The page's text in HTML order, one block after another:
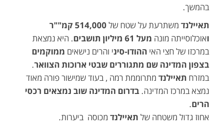
בהמשך.
תאיילנד משתרעת על שטח של
514,000 קמ""ר
ואוכלוסייתה מונה מעל 61 מיליון תושבים
. היא נמצאת
במרכזו של חצי האי ההודו-סיני והרים נישאים ממוקמים
בצפון המדינה שם מתגוררים שבטי ארוכות הצוואר.
במזרח תאיילנד מתרוממת רמה , בעוד שמישור פורה מאוד
נמצא במרכז המדינה. בדרום המדינה שוב נמצאים רכסי
הרים.
אחוז גדול משטחה של תאיילנד מכוסה ביערות.